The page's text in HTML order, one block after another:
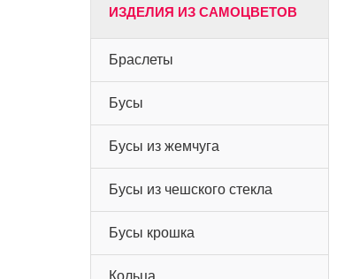
ИЗДЕЛИЯ ИЗ САМОЦВЕТОВ
Браслеты
Бусы
Бусы из жемчуга
Бусы из чешского стекла
Бусы крошка
Кольца